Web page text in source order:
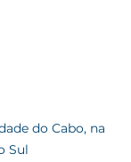
do Cabo, na
Sul